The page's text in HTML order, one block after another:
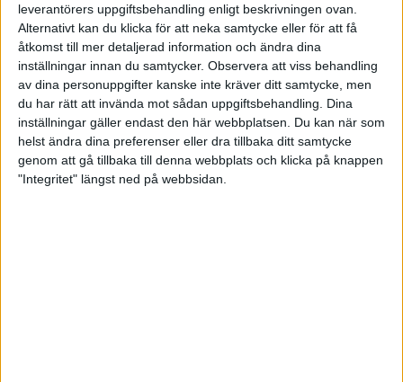
leverantörers uppgiftsbehandling enligt beskrivningen ovan.
Alternativt kan du klicka för att neka samtycke eller för att få
åtkomst till mer detaljerad information och ändra dina
inställningar innan du samtycker. Observera att viss behandling
av dina personuppgifter kanske inte kräver ditt samtycke, men
du har rätt att invända mot sådan uppgiftsbehandling. Dina
inställningar gäller endast den här webbplatsen. Du kan när som
helst ändra dina preferenser eller dra tillbaka ditt samtycke
genom att gå tillbaka till denna webbplats och klicka på knappen
"Integritet" längst ned på webbsidan.